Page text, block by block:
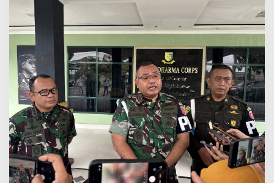
e
d
a
r
T
a
n
g
p
D